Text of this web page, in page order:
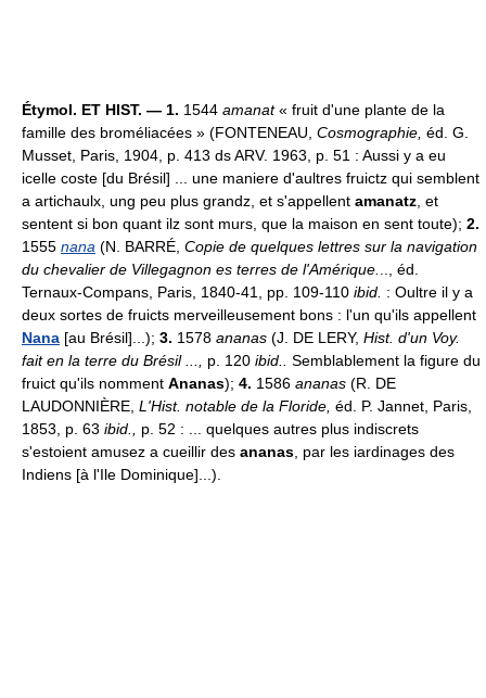
Étymol. ET HIST. — 1. 1544 amanat« fruit d'une plante de la
famille des broméliacées » (FONTENEAU, Cosmographie, éd. G.
Musset, Paris, 1904, p. 413 ds ARV. 1963, p. 51 : Aussi y a eu
icelle coste [du Brésil] ... une maniere d'aultres fruictz qui semblent
a artichaulx, ung peu plus grandz, et s'appellent amanatz, et
sentent si bon quant ilz sont murs, que la maison en sent toute); 2.
1555 nana (N. BARRÉ, Copie de quelques lettres sur la navigation
du chevalier de Villegagnon es terres de l'Amérique..., éd.
Ternaux-Compans, Paris, 1840-41, pp. 109-110 ibid. : Oultre il y a
deux sortes de fruicts merveilleusement bons : l'un qu'ils appellent
Nana [au Brésil]...); 3. 1578 ananas (J. DE LERY, Hist. d'un Voy.
fait en la terre du Brésil ..., p. 120 ibid.. Semblablement la figure du
fruict qu'ils nomment Ananas); 4. 1586 ananas (R. DE
LAUDONNIÈRE, L'Hist. notable de la Floride, éd. P. Jannet, Paris,
1853, p. 63 ibid., p. 52 : ... quelques autres plus indiscrets
s'estoient amusez a cueillir des ananas, par les iardinages des
Indiens [à l'Ile Dominique]...).